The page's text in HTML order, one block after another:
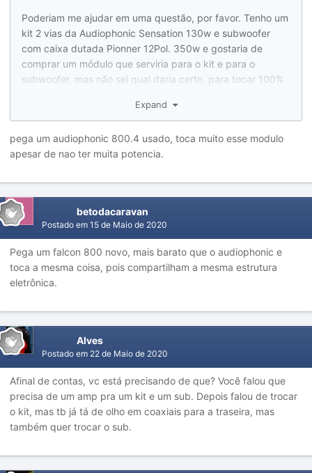
Poderiam me ajudar em uma questão, por favor. Tenho um
kit 2 vias da Audiophonic Sensation 130w e subwoofer
com caixa dutada Pionner 12Pol. 350w e gostaria de
comprar um módulo que serviria para o kit e para o
subwoofer, mas não sei qual daria certo, para tocar 100%
link do kit 2
vias:https://produto.mercadolivre.com.br/MLB-
130w-rms-65-novo-_JM?quantity=1
link do
subwoofer:
https://produto.mercadolivre.com.br/MLB-
1076414667-caixa-dutada-subwoofer-pioneer-12-pol-
350w-rms-4-ohms-_JM?quantity=1
Agradeço, desde já.
Expand
pega um audiophonic 800.4 usado, toca muito esse modulo
apesar de nao ter muita potencia.
betodacaravan
Postado em 15 de Maio de 2020
Pega um falcon 800 novo, mais barato que o audiophonic e
toca a mesma coisa, pois compartilham a mesma estrutura
eletrônica.
Alves
Postado em 22 de Maio de 2020
Afinal de contas, vc está precisando de que? Você falou que
precisa de um amp pra um kit e um sub. Depois falou de trocar
o kit, mas tb já tá de olho em coaxiais para a traseira, mas
também quer trocar o sub.